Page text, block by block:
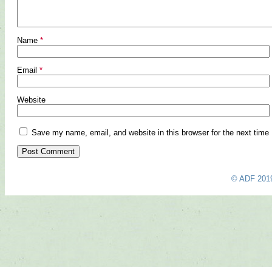
Name *
Email *
Website
Save my name, email, and website in this browser for the next time
© ADF